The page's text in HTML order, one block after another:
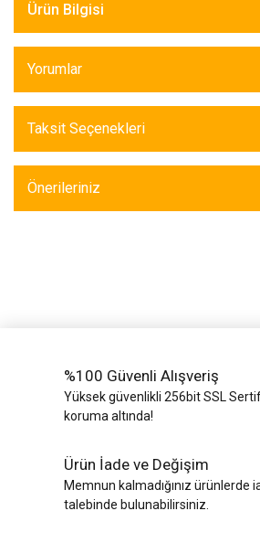
Ürün Bilgisi
Yorumlar
Taksit Seçenekleri
Önerileriniz
%100 Güvenli Alışveriş
Yüksek güvenlikli 256bit SSL
koruma altında!
Ürün İade ve Değişim
Memnun kalmadığınız ürünlerde
talebinde bulunabilirsiniz.